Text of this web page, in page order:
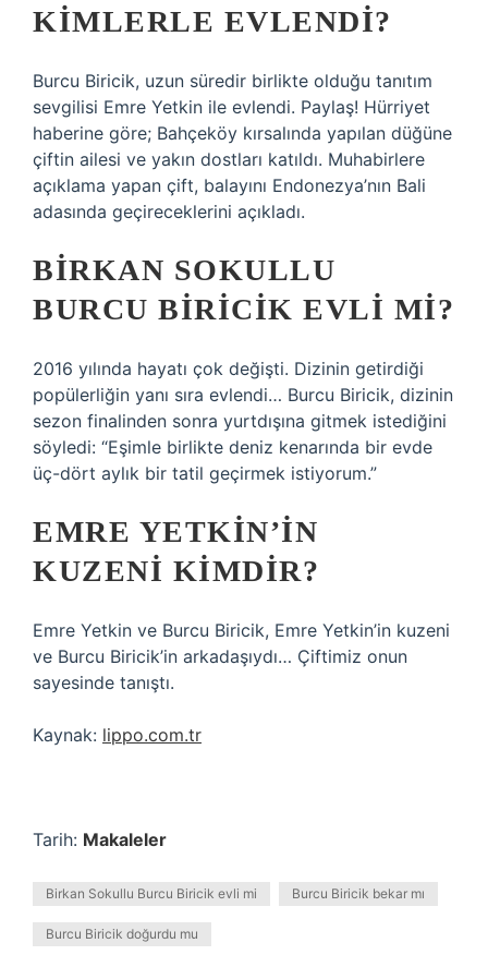
KIMLERLE EVLENDI?
Burcu Biricik, uzun süredir birlikte olduğu tanıtım
sevgilisi Emre Yetkin ile evlendi. Paylaş! Hürriyet
haberine göre; Bahçeköy kırsalında yapılan düğüne
çiftin ailesi ve yakın dostları katıldı. Muhabirlere
açıklama yapan çift, balayını Endonezya’nın Bali
adasında geçireceklerini açıkladı.
BIRKAN SOKULLU
BURCU BIRICIK EVLI MI?
2016 yılında hayatı çok değişti. Dizinin getirdiği
popülerliğin yanı sıra evlendi… Burcu Biricik, dizinin
sezon finalinden sonra yurtdışına gitmek istediğini
söyledi: “Eşimle birlikte deniz kenarında bir evde
üç-dört aylık bir tatil geçirmek istiyorum.”
EMRE YETKIN’IN
KUZENI KIMDIR?
Emre Yetkin ve Burcu Biricik, Emre Yetkin’in kuzeni
ve Burcu Biricik’in arkadaşıydı… Çiftimiz onun
sayesinde tanıştı.
Kaynak: lippo.com.tr
Tarih: Makaleler
Birkan Sokullu Burcu Biricik evli mi Burcu Biricik bekar mı
Burcu Biricik doğurdu mu